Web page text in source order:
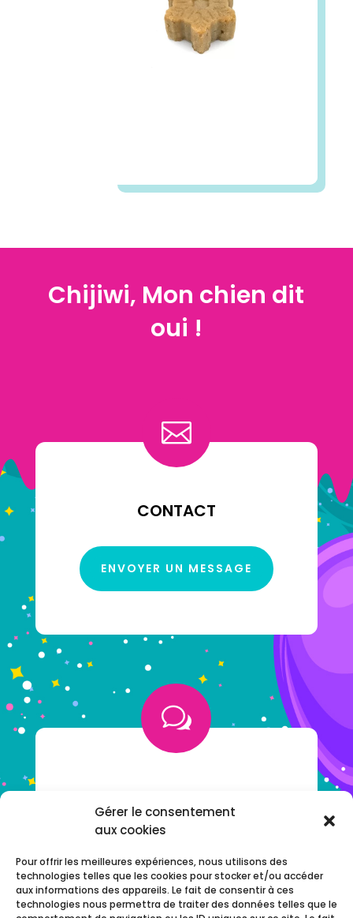
Gérer le consentement
aux cookies
Pour offrir les meilleures expériences, nous utilisons des
technologies telles que les cookies pour stocker et/ou accéder
aux informations des appareils. Le fait de consentir à ces
technologies nous permettra de traiter des données telles que le
Chijiwi, Mon chien dit
oui !

CONTACT
ENVOYER UN MESSAGE
w
NOTRE F.A.Q